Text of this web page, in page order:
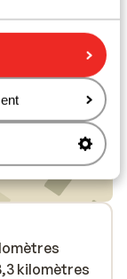
kilomètres